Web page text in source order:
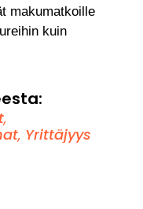
makumatkoille
kuin
,
, Yrittäjyys